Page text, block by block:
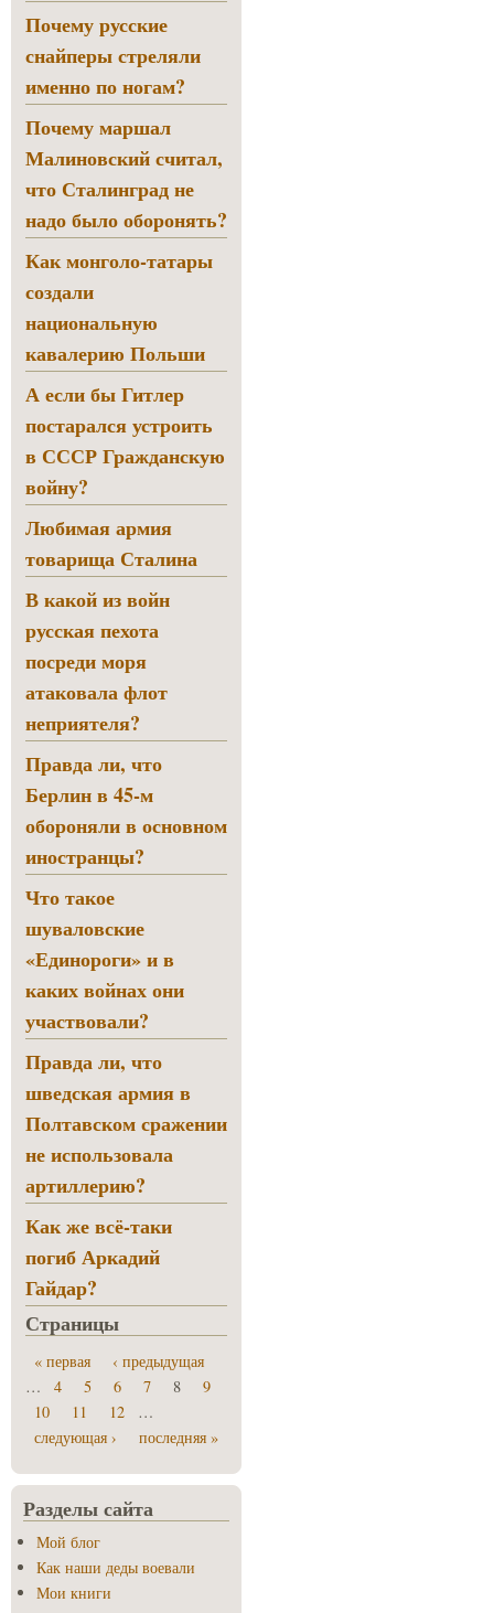
Почему русские
снайперы стреляли
именно по ногам?
Почему маршал
Малиновский считал,
что Сталинград не
надо было оборонять?
Как монголо-татары
создали
национальную
кавалерию Польши
А если бы Гитлер
постарался устроить
в СССР Гражданскую
войну?
Любимая армия
товарища Сталина
В какой из войн
русская пехота
посреди моря
атаковала флот
неприятеля?
Правда ли, что
Берлин в 45-м
обороняли в основном
иностранцы?
Что такое
шуваловские
«Единороги» и в
каких войнах они
участвовали?
Правда ли, что
шведская армия в
Полтавском сражении
не использовала
артиллерию?
Как же всё-таки
погиб Аркадий
Гайдар?
Страницы
« первая
‹ предыдущая
…
4 5 6 7 8
9
10
11 12
…
следующая ›
последняя »
Разделы сайта
Мой блог
Как наши деды воевали
Мои книги